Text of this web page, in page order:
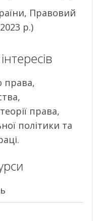
Правовий
р.)
права,
права,
політики та